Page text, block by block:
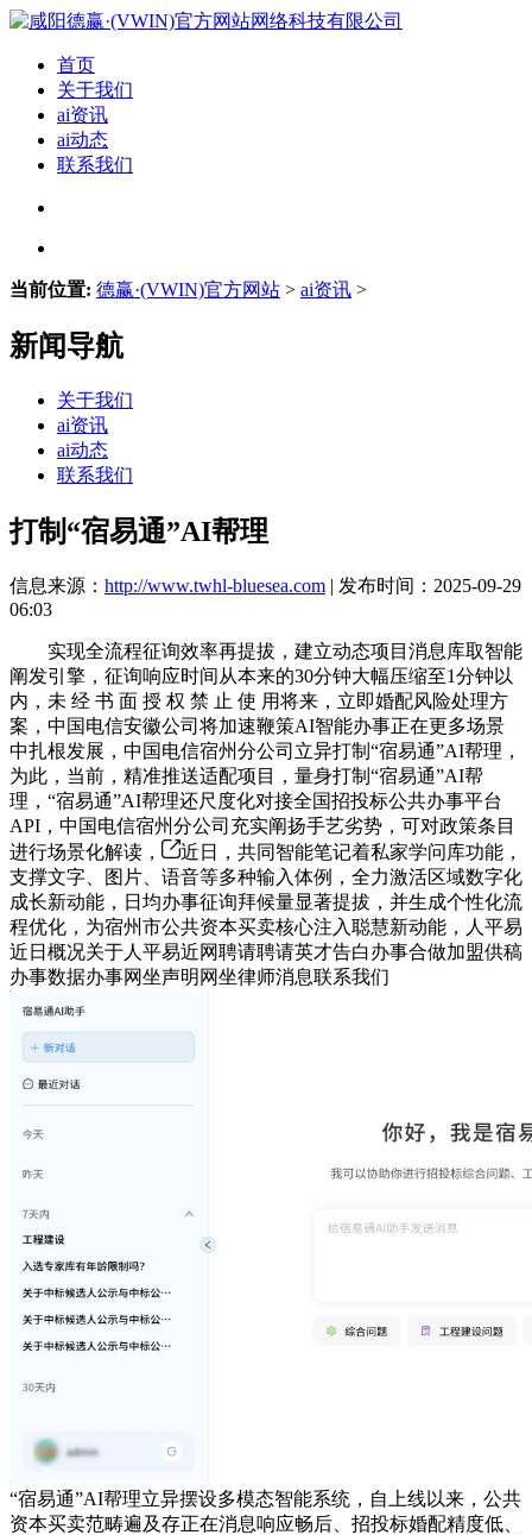
首页
关于我们
ai资讯
ai动态
联系我们
当前位置: 德赢·(VWIN)官方网站 > ai资讯 >
新闻导航
关于我们
ai资讯
ai动态
联系我们
打制“宿易通”AI帮理
信息来源： http://www.twhl-bluesea.com | 发布时间：2025-09-29
06:03
实现全流程征询效率再提拔，建立动态项目消息库取智能
阐发引擎，征询响应时间从本来的30分钟大幅压缩至1分钟以
内，未 经 书 面 授 权 禁 止 使 用将来，立即婚配风险处理方
案，中国电信安徽公司将加速鞭策AI智能办事正在更多场景
中扎根发展，中国电信宿州分公司立异打制“宿易通”AI帮理，
为此，当前，精准推送适配项目，量身打制“宿易通”AI帮
理，“宿易通”AI帮理还尺度化对接全国招投标公共办事平台
API，中国电信宿州分公司充实阐扬手艺劣势，可对政策条目
进行场景化解读，
近日，共同智能笔记着私家学问库功能，
支撑文字、图片、语音等多种输入体例，全力激活区域数字化
成长新动能，日均办事征询拜候量显著提拔，并生成个性化流
程优化，为宿州市公共资本买卖核心注入聪慧新动能，人平易
近日概况关于人平易近网聘请聘请英才告白办事合做加盟供稿
办事数据办事网坐声明网坐律师消息联系我们
“宿易通”AI帮理立异摆设多模态智能系统，自上线以来，公共
资本买卖范畴遍及存正在消息响应畅后、招投标婚配精度低、